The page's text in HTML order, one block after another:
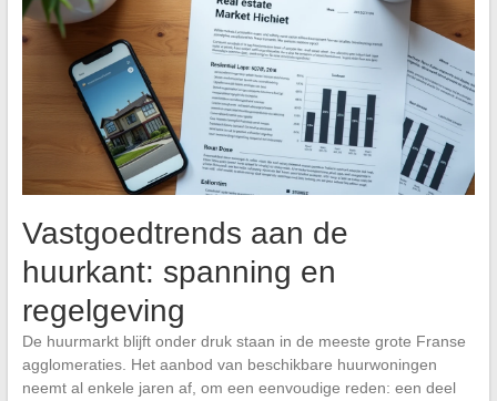
Vastgoedtrends aan de
huurkant: spanning en
regelgeving
De huurmarkt blijft onder druk staan in de meeste grote Franse
agglomeraties. Het aanbod van beschikbare huurwoningen
neemt al enkele jaren af, om een eenvoudige reden: een deel